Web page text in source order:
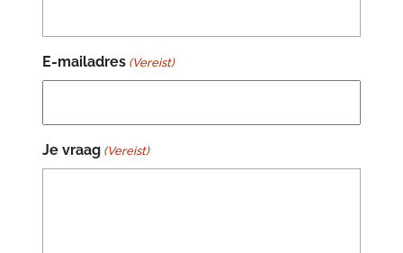
E-mailadres (Vereist)
Je vraag (Vereist)